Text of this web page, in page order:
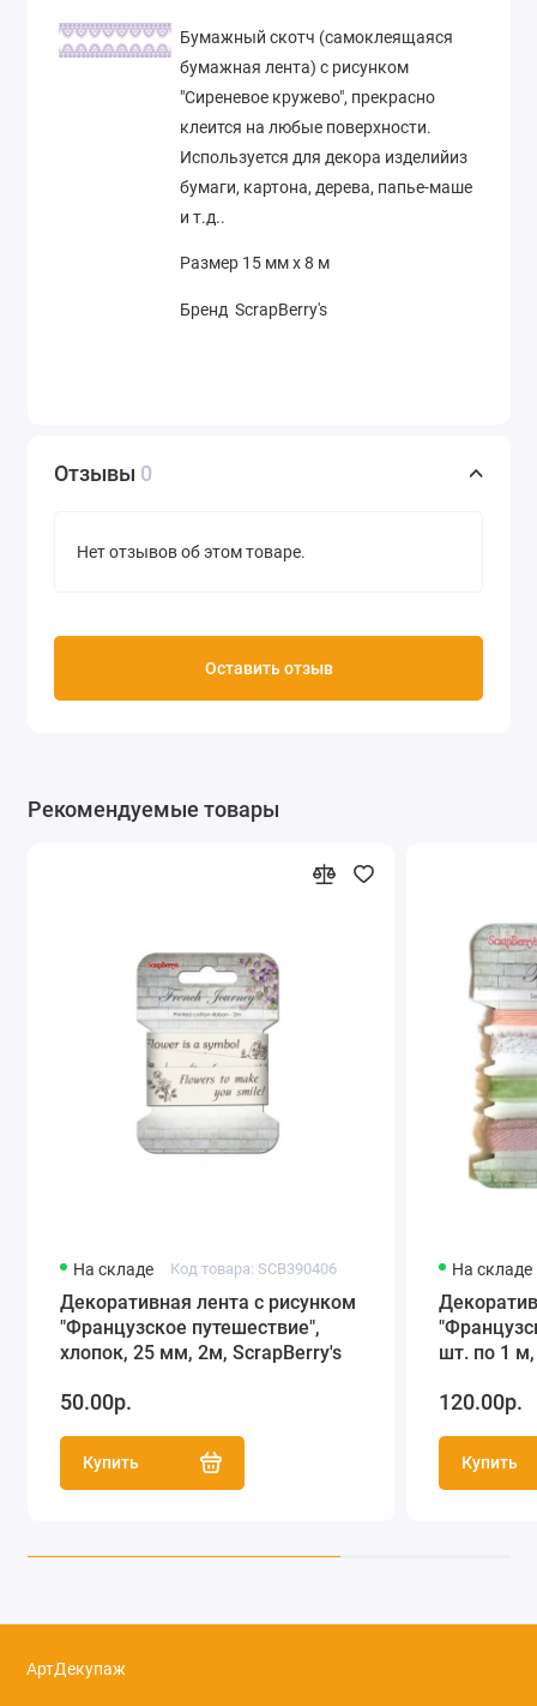
Бумажный скотч (самоклеящаяся
бумажная лента) с рисунком
"Сиреневое кружево", прекрасно
клеится на любые поверхности.
Используется для декора изделийиз
бумаги, картона, дерева, папье-маше
и т.д..
Размер 15 мм х 8 м
Бренд ScrapBerry's
Отзывы 0
Нет отзывов об этом товаре.
Оставить отзыв
Рекомендуемые товары
На складе Код товара: SCB390406
Декоративная лента с рисунком
"Французское путешествие",
хлопок, 25 мм, 2м, ScrapBerry's
50.00р.
Купить
На складе
шт. по 1
120.00р.
Купить
АртДекупаж